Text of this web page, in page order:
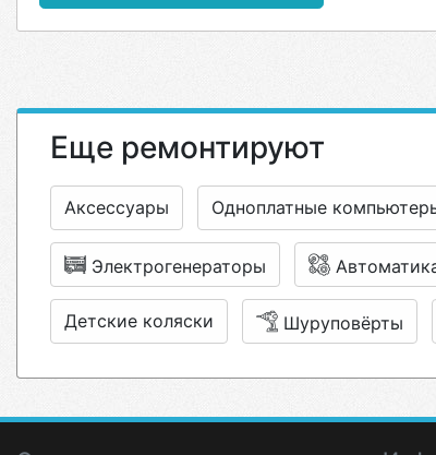
Еще ремонтируют
Аксессуары Одноплатные
Электрогенераторы
Детские коляски Шуруповёрты